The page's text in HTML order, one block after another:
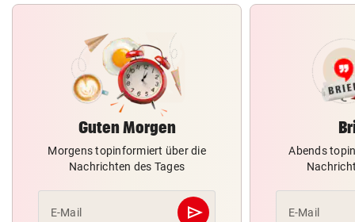
Guten Morgen
Morgens topinformiert über die
Nachrichten des Tages
E-Mail send
Abschicken
Abends
E-Mail